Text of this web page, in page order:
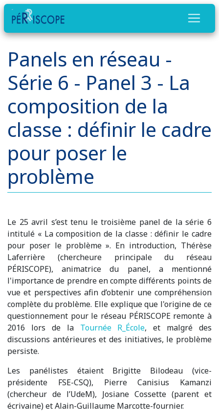
Panels en réseau -
Série 6 - Panel 3 - La
composition de la
classe : définir le cadre
pour poser le
problème
Le 25 avril s’est tenu le troisième panel de la série 6
intitulé « La composition de la classe : définir le cadre
pour poser le problème ». En introduction, Thérèse
Laferrière (chercheure principale du réseau
PÉRISCOPE), animatrice du panel, a mentionné
l'importance de prendre en compte différents points de
vue et perspectives afin d’obtenir une compréhension
complète du problème. Elle explique que l'origine de ce
questionnement pour le réseau PÉRISCOPE remonte à
2016 lors de la Tournée R_École, et malgré des
discussions antérieures et des initiatives, le problème
persiste.
Les panélistes étaient Brigitte Bilodeau (vice-
présidente FSE-CSQ), Pierre Canisius Kamanzi
(chercheur de l’UdeM), Josiane Cossette (parent et
écrivaine) et Alain-Guillaume Marcotte-fournier.